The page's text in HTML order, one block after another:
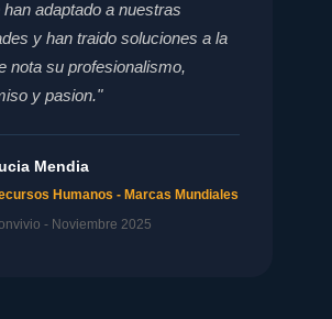
adaptado a nuestras
y han traido soluciones a la
nota su profesionalismo,
y pasion."
Mendia
Humanos - Marcas Mundiales
- Noviembre 2025